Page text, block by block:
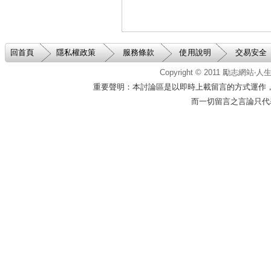
回首頁 隱私權政策 服務條款 使用說明 交易安全
Copyright © 2011勵志網站‧
重要聲明：本討論區是以即時上載留言的方式運
而一切留言之言論只